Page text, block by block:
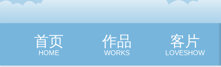
首页
HOME
作品
WORKS
客片
LOVESHOW